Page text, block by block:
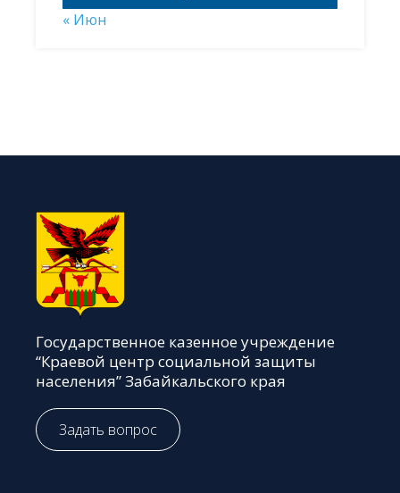
« Июн
Государственное казенное учреждение
“Краевой центр социальной защиты
населения” Забайкальского края
Задать вопрос